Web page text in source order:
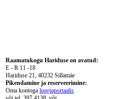
Raamatukogu Hariduse on avatud:
E - R 11 -18
Hariduse 21, 40232 Sillamäe
Pikendamine ja reserveerimine:
Oma kontoga lugejaportaalis